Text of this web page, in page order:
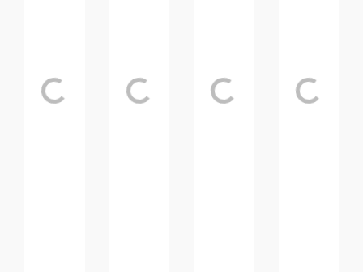
Loading... Loading... Loading...